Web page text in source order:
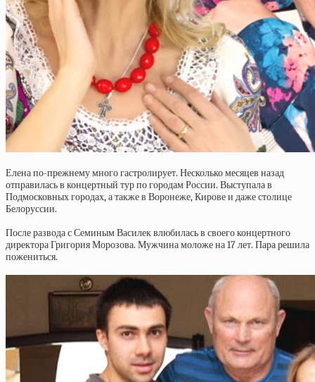
Елена по-прежнему много гастролирует. Несколько месяцев назад
отправилась в концертный тур по городам России. Выступала в
Подмосковных городах, а также в Воронеже, Кирове и даже столице
Белоруссии.
После развода с Семиным Василек влюбилась в своего концертного
директора Григория Морозова. Мужчина моложе на 17 лет. Пара решила
пожениться.